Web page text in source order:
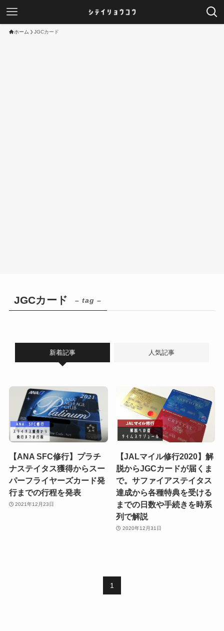
ホーム JGCカード
JGCカード – tag –
新着記事 人気記事
【ANA SFC修行】プラチ
ナステイタス獲得からスー
パーフライヤーズカード発
行までの行程を発表
2021年12月23日
【JALマイル修行2020】解
脱からJGCカードが届くま
で。サファイアステイタス
達成から各種特典を受ける
までの日数や手続きを時系
列で解説
2020年12月31日
1